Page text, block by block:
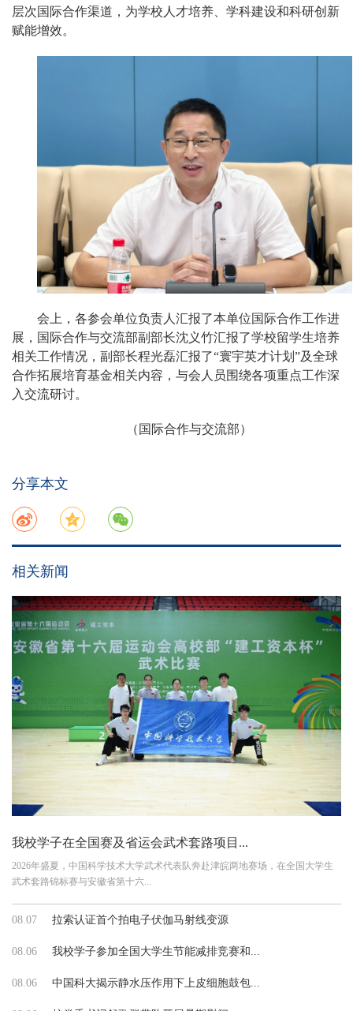
层次国际合作渠道，为学校人才培养、学科建设和科研创新
赋能增效。
会上，各参会单位负责人汇报了本单位国际合作工作进
展，国际合作与交流部副部长沈义竹汇报了学校留学生培养
相关工作情况，副部长程光磊汇报了“寰宇英才计划”及全球
合作拓展培育基金相关内容，与会人员围绕各项重点工作深
入交流研讨。
（国际合作与交流部）
分享本文
相关新闻
我校学子在全国赛及省运会武术套路项目...
2026年盛夏，中国科学技术大学武术代表队奔赴津皖两地赛场，在全国大学生
武术套路锦标赛与安徽省第十六...
08.07 拉索认证首个拍电子伏伽马射线变源
08.06 我校学子参加全国大学生节能减排竞赛和...
08.06 中国科大揭示静水压作用下上皮细胞鼓包...